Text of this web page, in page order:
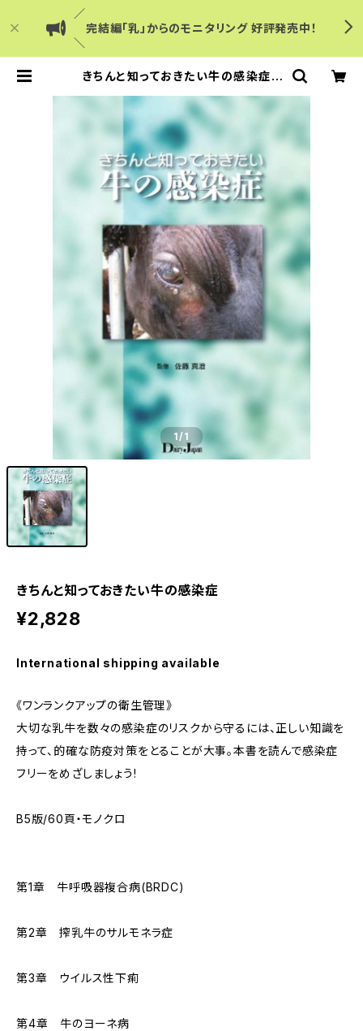
／
完結編「乳」からのモニタリング 好評発売中！
＼
きちんと知っておきたい牛の感染症 |
1/1
きちんと知っておきたい牛の感染症
¥2,828
International shipping available
《ワンランクアップの衛生管理》
大切な乳牛を数々の感染症のリスクから守るには、正しい知識を
持って、的確な防疫対策をとることが大事。本書を読んで感染症
フリーをめざしましょう!
B5版/60頁・モノクロ
第1章 牛呼吸器複合病(BRDC)
第2章 搾乳牛のサルモネラ症
第3章 ウイルス性下痢
第4章 牛のヨーネ病